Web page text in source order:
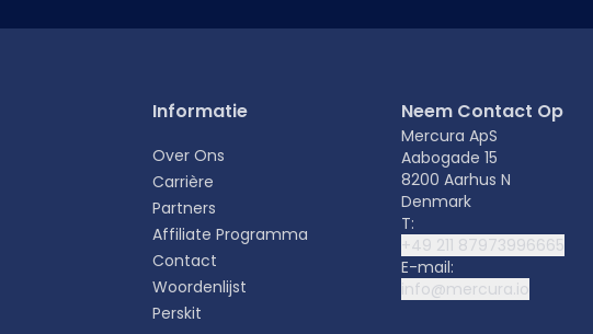
Informatie
Over Ons
Carrière
Partners
Affiliate Programma
Contact
Woordenlijst
Perskit
Neem Contact Op
Mercura ApS
Aabogade 15
8200 Aarhus N
Denmark
T:
+49 211 87973996665
E-mail:
info@mercura.io